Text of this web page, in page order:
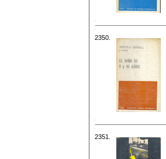
2350.
2351.